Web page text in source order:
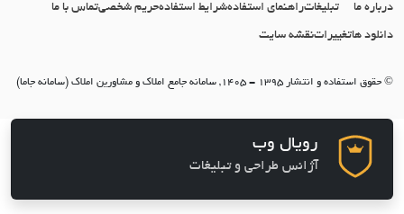
درباره ما تبلیغاتراهنمای استفادهشرایط استفادهحریم شخصیتماس با ما
دانلود هاتغییراتنقشه سایت
© حقوق استفاده و انتشار 1395 - 1405, سامانه جامع املاک و مشاورین املاک (سامانه جاما)
رویال وب
آژانس طراحی و تبلیغات